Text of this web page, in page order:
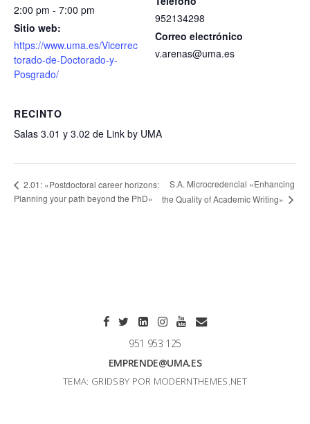
2:00 pm - 7:00 pm
Sitio web:
https://www.uma.es/Vicerrec
torado-de-Doctorado-y-
Posgrado/
952134298
Correo electrónico
v.arenas@uma.es
RECINTO
Salas 3.01 y 3.02 de Link by UMA
2.01: «Postdoctoral career horizons:
Planning your path beyond the PhD»
S.A. Microcredencial «Enhancing
the Quality of Academic Writing»
951 953 125
EMPRENDE@UMA.ES
TEMA: GRIDSBY POR MODERNTHEMES.NET